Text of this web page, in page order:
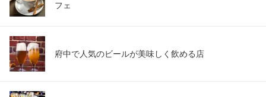
フェ
府中で人気のビールが美味しく飲める店